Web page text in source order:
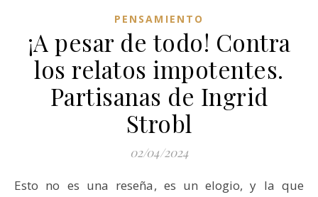
PENSAMIENTO
¡A pesar de todo! Contra
los relatos impotentes.
Partisanas de Ingrid
Strobl
02/04/2024
Esto no es una reseña, es un elogio, y la que